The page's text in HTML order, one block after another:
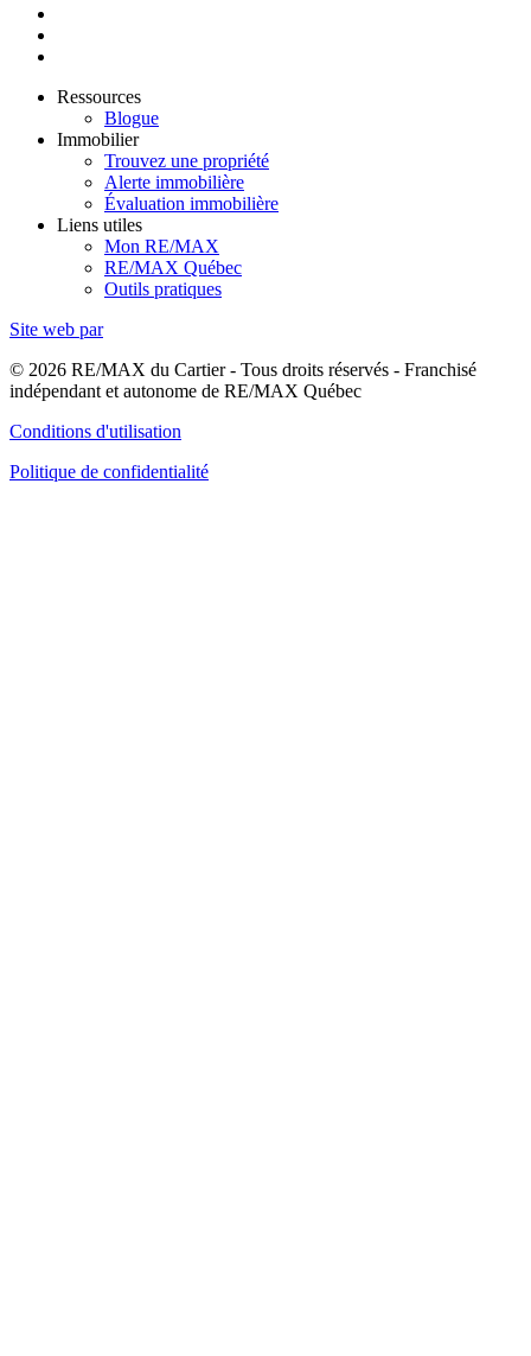
Ressources
Blogue
Immobilier
Trouvez une propriété
Alerte immobilière
Évaluation immobilière
Liens utiles
Mon RE/MAX
RE/MAX Québec
Outils pratiques
Site web par
© 2026 RE/MAX du Cartier - Tous droits réservés - Franchisé
indépendant et autonome de RE/MAX Québec
Conditions d'utilisation
Politique de confidentialité